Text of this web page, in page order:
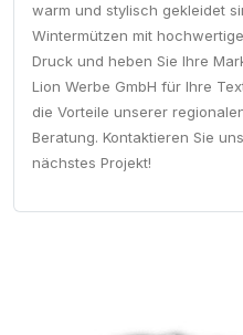
warm und stylisch gekleidet
Wintermützen mit
Druck und heben Sie Ihre
Lion Werbe GmbH für Ihre
die Vorteile unserer
Beratung. Kontaktieren Sie
nächstes Projekt!